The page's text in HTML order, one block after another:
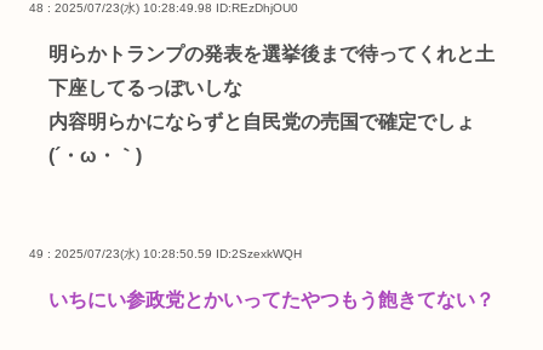
48 : 2025/07/23(水) 10:28:49.98 ID:REzDhjOU0
明らかトランプの発表を選挙後まで待ってくれと土
下座してるっぽいしな
内容明らかにならずと自民党の売国で確定でしょ
(´・ω・｀)
49 : 2025/07/23(水) 10:28:50.59 ID:2SzexkWQH
いちにい参政党とかいってたやつもう飽きてない？